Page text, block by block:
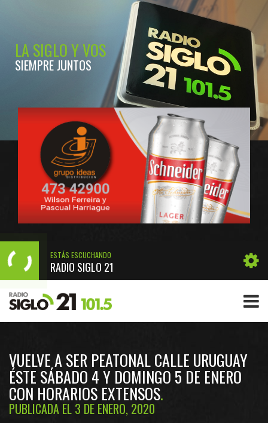
LA SIGLO Y VOS
SIEMPRE JUNTOS
ESTÁS ESCUCHANDO
RADIO SIGLO 21
VUELVE A SER PEATONAL CALLE URUGUAY
ÉSTE SÁBADO 4 Y DOMINGO 5 DE ENERO
CON HORARIOS EXTENSOS
PUBLICADA EL 3 DE ENERO, 2020